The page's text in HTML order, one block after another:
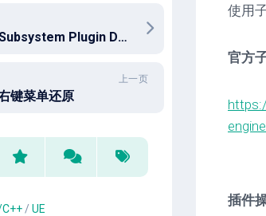
Blueprint Subsystem Plugin Description
上一页
键菜单还原
/ UE
使用
官方
插件